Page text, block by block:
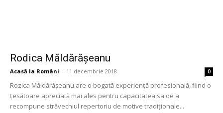
Rodica Măldărășeanu
Acasă la Români - 11 decembrie 2018 0
Rozica Măldărășeanu are o bogată experiență profesională, fiind o
țesătoare apreciată mai ales pentru capacitatea sa de a
recompune străvechiul repertoriu de motive tradiționale...